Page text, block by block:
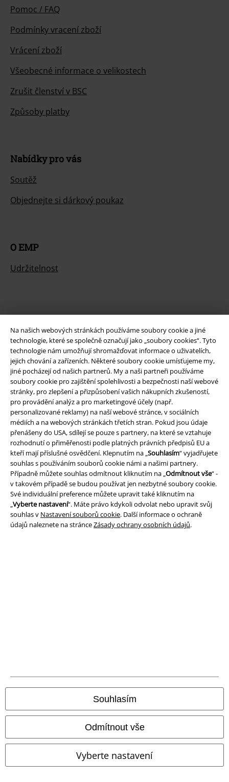
Na našich webových stránkách používáme soubory cookie a jiné
technologie, které se společně označují jako „soubory cookies“. Tyto
technologie nám umožňují shromažďovat informace o uživatelích,
jejich chování a zařízeních. Některé soubory cookie umísťujeme my,
jiné pocházejí od našich partnerů. My a naši partneři používáme
soubory cookie pro zajištění spolehlivosti a bezpečnosti naší webové
stránky, pro zlepšení a přizpůsobení vašich nákupních zkušeností,
pro provádění analýz a pro marketingové účely (např.
personalizované reklamy) na naší webové stránce, v sociálních
médiích a na webových stránkách třetích stran. Pokud jsou údaje
přenášeny do USA, sdílejí se pouze s partnery, na které se vztahuje
rozhodnutí o přiměřenosti podle platných právních předpisů EU a
kteří mají příslušné osvědčení. Klepnutím na „Souhlasím“ vyjadřujete
souhlas s používáním souborů cookie námi a našimi partnery.
Případně můžete souhlas odmítnout kliknutím na „Odmítnout vše“ -
v takovém případě se budou používat jen nezbytné soubory cookie.
Své individuální preference můžete upravit také kliknutím na
„Vyberte nastavení“. Máte právo kdykoli odvolat nebo upravit svůj
souhlas v Nastavení souborů cookie. Další informace o ochraně
údajů naleznete na stránceZásady ochrany osobních údajů.
Souhlasím
Odmítnout vše
Vyberte nastavení
Pomoc / FAQ
Podmínky vracení zboží
Vrácení zboží
Všeobecné informace o velikostech
Zrušit členství v BSC
Způsoby platby
Nabídky pro vás
Soutěž
Objednejte si dárkový poukaz
O EMP
Udržitelnost
Staňte se součástí komunity!
Způsoby platby
Bankovní převod Platba na dobírku
A Warner Music Group Company